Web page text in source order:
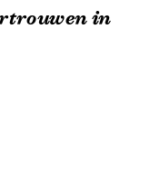
in